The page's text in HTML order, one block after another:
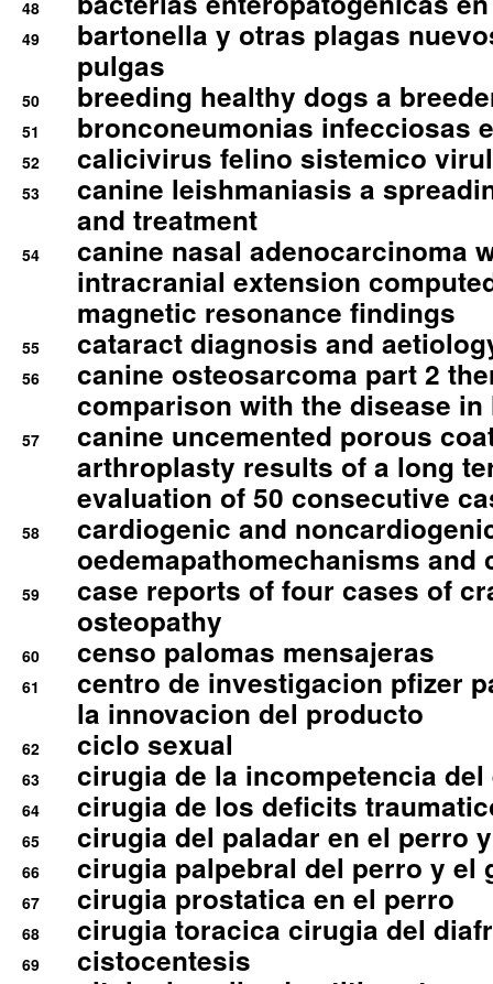
48
49
bartonella y otras plagas
pulgas
50 breeding healthy dogs a
51 bronconeumonias infecciosas
52 calicivirus felino sistemico
53
canine leishmaniasis a
and treatment
54
canine nasal adenocarcinoma
intracranial extension
magnetic resonance findings
55 cataract diagnosis and
56
canine osteosarcoma part 2
comparison with the disease in
57
canine uncemented porous
arthroplasty results of a long
evaluation of 50 consecutive
58
cardiogenic and
oedemapathomechanisms and
59
case reports of four cases of
osteopathy
60 censo palomas mensajeras
61
centro de investigacion pfizer
la innovacion del producto
62 ciclo sexual
63 cirugia de la incompetencia
64 cirugia de los deficits
65 cirugia del paladar en el perro
66 cirugia palpebral del perro y el
67 cirugia prostatica en el perro
68 cirugia toracica cirugia del
69
cistocentesis